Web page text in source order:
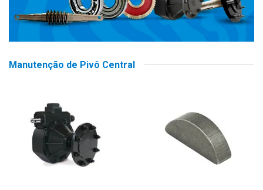
Manutenção de Pivô Central